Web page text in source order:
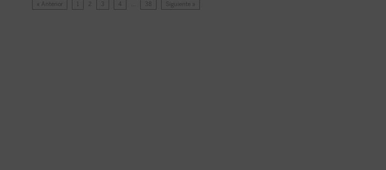
« Anterior 1 2 3 4 … 38 Siguiente »